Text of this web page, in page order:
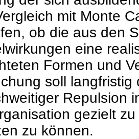
mit Monte
ob die aus den
eine
Formen und
soll
Repulsion
gezielt
zu können.